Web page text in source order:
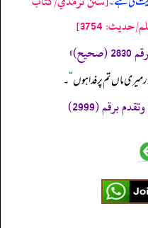
3754]
ماں تم پر فدا ہوں“۔
برقم (2999)